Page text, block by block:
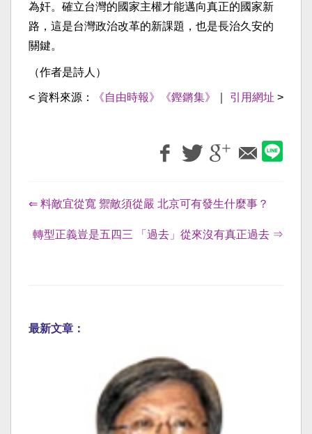
為奸。確立台灣的國家主權才能邁向真正的國家新
路，這是台灣政治改革的新課題，也是長治久安的
關鍵。
（作者是詩人）
< 資料來源： 《自由時報》《鏗鏘集》 引用網址 >
⇐ 料敵宜從寬 禦敵須從嚴 北京可有發生什麼事？
轉型正義豈是五四三 「過去」從來沒有真正過去 ⇒
最新文章：